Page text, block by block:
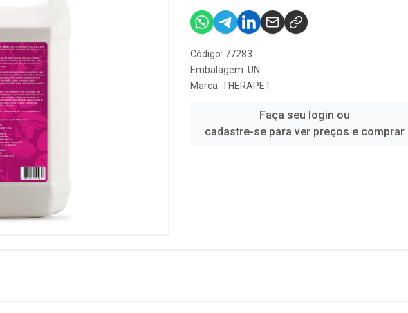
Código: 77283
Embalagem: UN
Marca: THERAPET
Faça seu login ou
cadastre-se para ver preços e comprar